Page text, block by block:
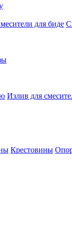
для биде
Излив для
Крестовины